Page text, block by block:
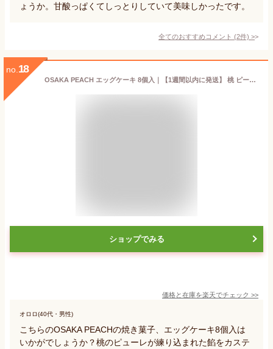
ょうか。甘酸っぱくてしっとりしていて美味しかったです。
全てのおすすめコメント (2件) >
no. 18
OSAKA PEACH エッグケーキ 8個入｜【1週間以内に発送】 桃 ピーチ 焼き菓子 ケーキ 宅急便発送 常温発送 proper
ショップでみる
価格と在庫を楽天でチェック >>
オロロ(40代・男性)
こちらのOSAKA PEACHの焼き菓子、エッグケーキ8個入は
いかがでしょうか？桃のピューレが練り込まれた餡をカステ